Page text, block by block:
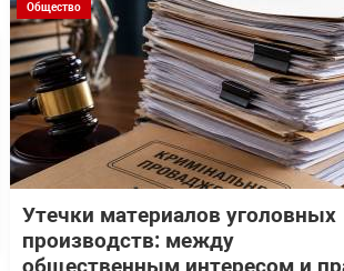
Общество
Утечки материалов уголовных
производств: между